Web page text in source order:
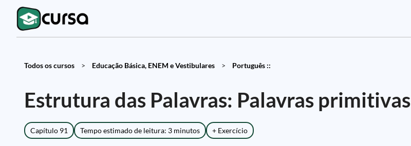
Todos os cursos > Educação Básica, ENEM e Vestibulares > Português ::
Estrutura das Palavras: Palavras primitivas
Capítulo 91 Tempo estimado de leitura: 3 minutos + Exercício